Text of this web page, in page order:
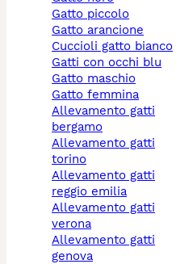
gatto piccolo
gatto arancione
cuccioli gatto bianco
gatti con occhi blu
gatto maschio
gatto femmina
allevamento gatti
bergamo
allevamento gatti
torino
allevamento gatti
reggio emilia
allevamento gatti
verona
allevamento gatti
genova